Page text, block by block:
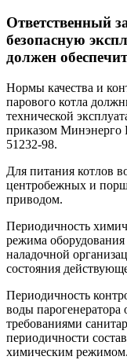
Ответственный
безопасную
должен
Нормы качества и
парового котла
технической
приказом Минэнерго
51232-98.
Для питания котлов
центробежных и
приводом.
Периодичность
режима оборудования
наладочной
состояния
Периодичность
воды парогенератора
требованиями
периодичности
химическим режимом.